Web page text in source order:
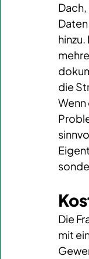
die
Die
mit